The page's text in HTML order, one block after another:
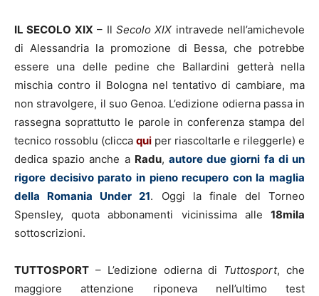
IL SECOLO XIX – Il Secolo XIX intravede nell’amichevole
di Alessandria la promozione di Bessa, che potrebbe
essere una delle pedine che Ballardini getterà nella
mischia contro il Bologna nel tentativo di cambiare, ma
non stravolgere, il suo Genoa. L’edizione odierna passa in
rassegna soprattutto le parole in conferenza stampa del
tecnico rossoblu (clicca qui per riascoltarle e rileggerle) e
dedica spazio anche a Radu,autore due giorni fa di un
rigore decisivo parato in pieno recupero con la maglia
della Romania Under 21. Oggi la finale del Torneo
Spensley, quota abbonamenti vicinissima alle 18mila
sottoscrizioni.
TUTTOSPORT – L’edizione odierna di Tuttosport, che
maggiore attenzione riponeva nell’ultimo test